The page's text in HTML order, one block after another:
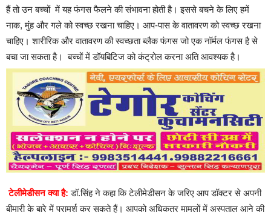
हैं तो उन बच्चों में यह फंगस फैलने की संभावना होती है। इससे बचने के लिए हमें
नाक, मुंह और गले को स्वच्छ रखना चाहिए। आप-पास के वातावरण को स्वच्छ रखना
चाहिए। शारीरिक और वातावरण की स्वच्छता ब्लैक फंगस जो एक नॉर्मल फंगस है से
बचा जा सकता है। बच्चों में डॉयबिटिज को कंट्रोल करना अति आवश्यक है।
टेलीमेडीसन क्या है: डॉ.सिंह ने कहा कि टेलीमेडीसन के जरिए आप डॉक्टर से अपनी
बीमारी के बारे में परामर्श कर सकते हैं। आपको अधिकतर मामलों में अस्पताल आने की